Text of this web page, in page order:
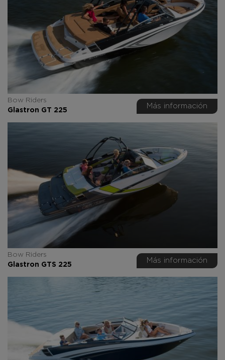
Bow Riders
Glastron GT 225
Más información
Bow Riders
Glastron GTS 225
Más información